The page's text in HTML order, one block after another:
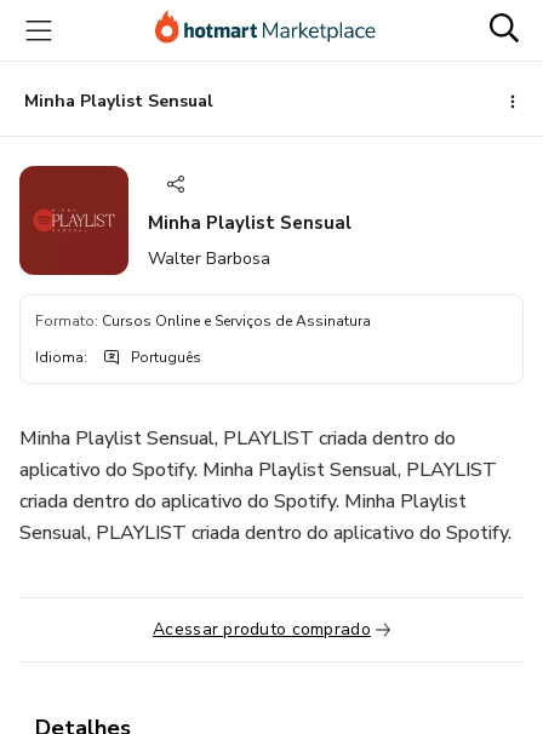
para
conteúdo
principal
para
pagamento
para
rodapé
Minha Playlist Sensual
Minha Playlist Sensual
Walter Barbosa
Formato: Cursos Online e Serviços de Assinatura
Idioma: Português
Minha Playlist Sensual, PLAYLIST criada dentro do
aplicativo do Spotify. Minha Playlist Sensual, PLAYLIST
criada dentro do aplicativo do Spotify. Minha Playlist
Sensual, PLAYLIST criada dentro do aplicativo do Spotify.
Acessar produto comprado
Detalhes